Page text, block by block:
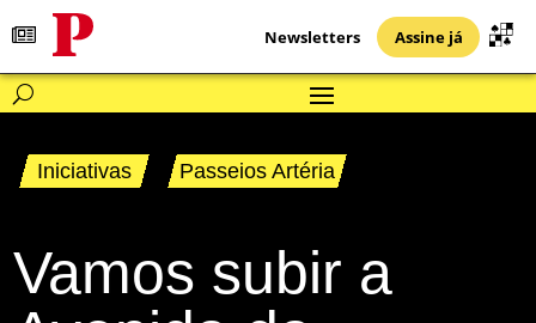
Newsletters Assine já
Iniciativas Passeios Artéria
Vamos subir a